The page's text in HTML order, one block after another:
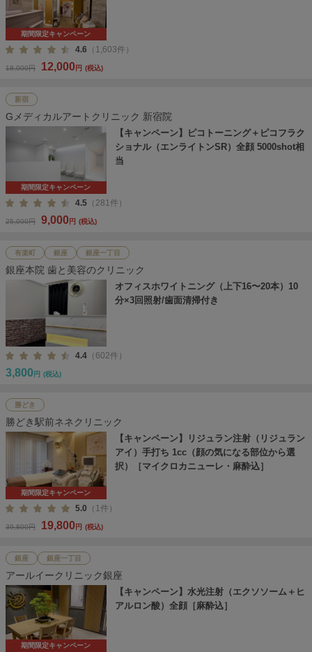
期間限定キャンペーン
4.6 （1,603件）
18,000円 12,000円 (税込)
新宿
Gメディカルアートクリニック 新宿院
期間限定キャンペーン
【キャンペーン】ピコトーニング＋ピコフラク
ショナル（エンライトンSR）全顔 5000shot相
当
4.5 （281件）
25,000円 9,000円 (税込)
有楽町 銀座 銀座一丁目
銀座本院 歯と美容のクリニック
オフィスホワイトニング（上下16〜20本）10
分×3回照射/歯面清掃付き
4.4 （602件）
3,800 円 (税込)
勝どき
勝どき駅前ネネクリニック
期間限定キャンペーン
【キャンペーン】リジュラン注射（リジュラン
アイ）手打ち 1cc（顔の気になる部位から選
択）［マイクロカニューレ・麻酔込］
5.0 （1件）
39,800円 19,800円 (税込)
銀座 銀座一丁目
アールイークリニック銀座
期間限定キャンペーン
【キャンペーン】水光注射（エクソソーム＋ヒ
アルロン酸）全顔［麻酔込］